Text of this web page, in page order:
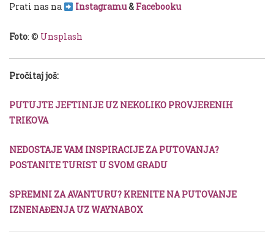
Prati nas na Instagramu& Facebooku
Foto: © Unsplash
Pročitaj još:
PUTUJTE JEFTINIJE UZ NEKOLIKO PROVJERENIH
TRIKOVA
NEDOSTAJE VAM INSPIRACIJE ZA PUTOVANJA?
POSTANITE TURIST U SVOM GRADU
SPREMNI ZA AVANTURU? KRENITE NA PUTOVANJE
IZNENAĐENJA UZ WAYNABOX